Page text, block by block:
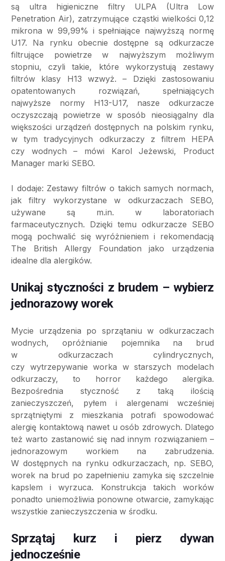
są ultra higieniczne filtry ULPA (Ultra Low
Penetration Air), zatrzymujące cząstki wielkości 0,12
mikrona w 99,99% i spełniające najwyższą normę
U17. Na rynku obecnie dostępne są odkurzacze
filtrujące powietrze w najwyższym możliwym
stopniu, czyli takie, które wykorzystują zestawy
filtrów klasy H13 wzwyż. – Dzięki zastosowaniu
opatentowanych rozwiązań, spełniających
najwyższe normy H13-U17, nasze odkurzacze
oczyszczają powietrze w sposób nieosiągalny dla
większości urządzeń dostępnych na polskim rynku,
w tym tradycyjnych odkurzaczy z filtrem HEPA
czy wodnych – mówi Karol Jeżewski, Product
Manager marki SEBO.
I dodaje: Zestawy filtrów o takich samych normach,
jak filtry wykorzystane w odkurzaczach SEBO,
używane są m.in. w laboratoriach
farmaceutycznych. Dzięki temu odkurzacze SEBO
mogą pochwalić się wyróżnieniem i rekomendacją
The British Allergy Foundation jako urządzenia
idealne dla alergików.
Unikaj styczności z brudem – wybierz
jednorazowy worek
Mycie urządzenia po sprzątaniu w odkurzaczach
wodnych, opróżnianie pojemnika na brud
w odkurzaczach cylindrycznych,
czy wytrzepywanie worka w starszych modelach
odkurzaczy, to horror każdego alergika.
Bezpośrednia styczność z taką ilością
zanieczyszczeń, pyłem i alergenami wcześniej
sprzątniętymi z mieszkania potrafi spowodować
alergię kontaktową nawet u osób zdrowych. Dlatego
też warto zastanowić się nad innym rozwiązaniem –
jednorazowym workiem na zabrudzenia.
W dostępnych na rynku odkurzaczach, np. SEBO,
worek na brud po zapełnieniu zamyka się szczelnie
kapslem i wyrzuca. Konstrukcja takich worków
ponadto uniemożliwia ponowne otwarcie, zamykając
wszystkie zanieczyszczenia w środku.
Sprzątaj kurz i pierz dywan
jednocześnie